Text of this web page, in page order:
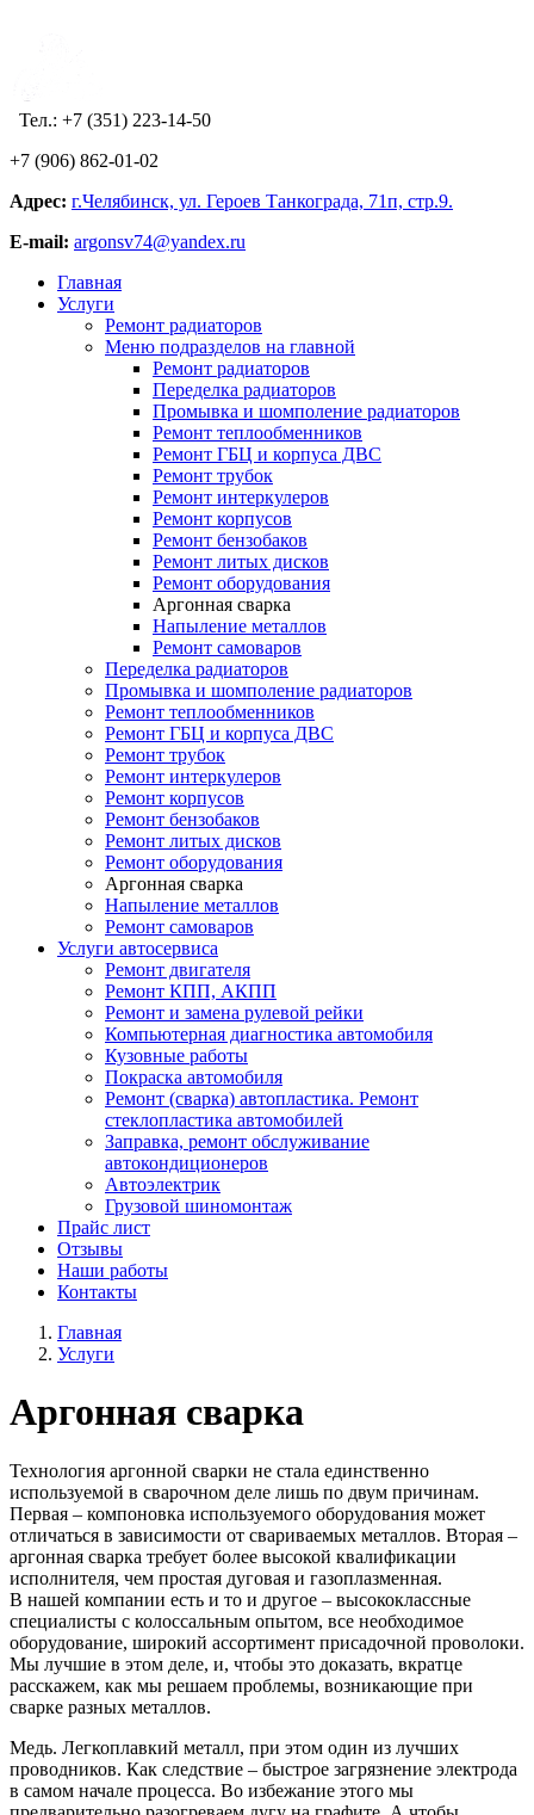
Тел.: +7 (351) 223-14-50
+7 (906) 862-01-02
Адрес: г.Челябинск, ул. Героев Танкограда, 71п, стр.9.
E-mail: argonsv74@yandex.ru
Главная
Услуги
Ремонт радиаторов
Меню подразделов на главной
Ремонт радиаторов
Переделка радиаторов
Промывка и шомполение радиаторов
Ремонт теплообменников
Ремонт ГБЦ и корпуса ДВС
Ремонт трубок
Ремонт интеркулеров
Ремонт корпусов
Ремонт бензобаков
Ремонт литых дисков
Ремонт оборудования
Аргонная сварка
Напыление металлов
Ремонт самоваров
Переделка радиаторов
Промывка и шомполение радиаторов
Ремонт теплообменников
Ремонт ГБЦ и корпуса ДВС
Ремонт трубок
Ремонт интеркулеров
Ремонт корпусов
Ремонт бензобаков
Ремонт литых дисков
Ремонт оборудования
Аргонная сварка
Напыление металлов
Ремонт самоваров
Услуги автосервиса
Ремонт двигателя
Ремонт КПП, АКПП
Ремонт и замена рулевой рейки
Компьютерная диагностика автомобиля
Кузовные работы
Покраска автомобиля
Ремонт (сварка) автопластика. Ремонт
стеклопластика автомобилей
Заправка, ремонт обслуживание
автокондиционеров
Автоэлектрик
Грузовой шиномонтаж
Прайс лист
Отзывы
Наши работы
Контакты
Главная
Услуги
Аргонная сварка
Технология аргонной сварки не стала единственно
используемой в сварочном деле лишь по двум причинам.
Первая – компоновка используемого оборудования может
отличаться в зависимости от свариваемых металлов. Вторая –
аргонная сварка требует более высокой квалификации
исполнителя, чем простая дуговая и газоплазменная.
В нашей компании есть и то и другое – высококлассные
специалисты с колоссальным опытом, все необходимое
оборудование, широкий ассортимент присадочной проволоки.
Мы лучшие в этом деле, и, чтобы это доказать, вкратце
расскажем, как мы решаем проблемы, возникающие при
сварке разных металлов.
Медь. Легкоплавкий металл, при этом один из лучших
проводников. Как следствие – быстрое загрязнение электрода
в самом начале процесса. Во избежание этого мы